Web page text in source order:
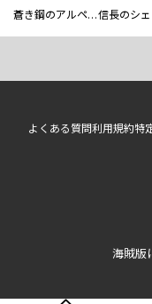
蒼き鋼のアルペジオ
よくある質問利用規約特
海賊版